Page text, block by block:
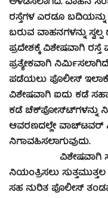
ರಸ್ತೆಗಳ ಎರಡೂ ಬದಿಯನ್ನು
ಬರುವ ವಾಹನಗಳನ್ನು
ಪ್ರದೇಶಕ್ಕೆ ವಿಶೇಷವಾಗಿ
ಪ್ರತ್ಯೇಕವಾಗಿ
ಪಡೆಯಲು ಪೊಲೀಸ್
ವಿಶೇಷವಾಗಿ ಐದು ಕಡೆ
ಕಡೆ ಚೆಕ್‍ಪೋಸ್ಟ್‍ಗಳನ್ನು
ಆವರಣದಲ್ಲೇ ವಾಚ್‍ಟವರ್
ನಿಗಾವಹಿಸಲಾಗುವುದು.
ವಿಶೇಷವಾಗಿ
ನಿಯಂತ್ರಿಸಲು
ಸಹ ನುರಿತ ಪೊಲೀಸ್